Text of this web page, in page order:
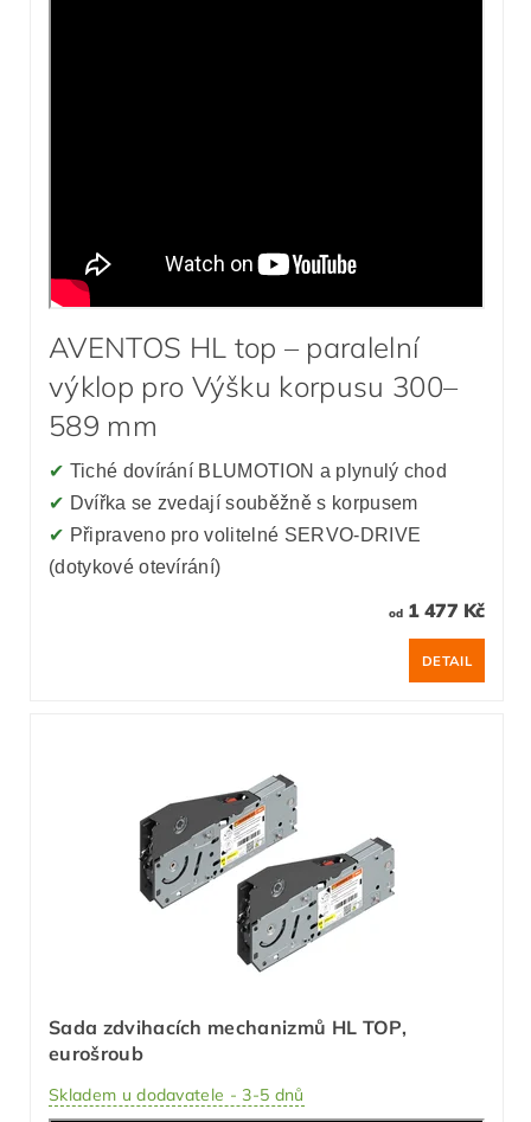
AVENTOS HL top – paralelní
výklop pro Výšku korpusu 300–
589 mm
✔ Tiché dovírání BLUMOTION a plynulý chod
✔ Dvířka se zvedají souběžně s korpusem
✔ Připraveno pro volitelné SERVO-DRIVE
(dotykové otevírání)
od1 477 Kč
DETAIL
Sada zdvihacích mechanizmů HL TOP,
eurošroub
Skladem u dodavatele - 3-5 dnů